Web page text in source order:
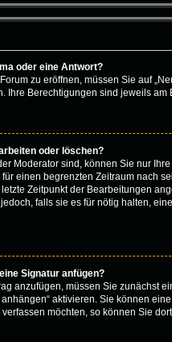
oder eine Antwort?
zu eröffnen, müssen Sie auf
Ihre Berechtigungen sind jeweils am
oder löschen?
Moderator sind, können Sie nur
einen begrenzten Zeitraum nach
Zeitpunkt der Bearbeitungen
falls sie es für nötig halten,
Signatur anfügen?
anzufügen, müssen Sie zunächst
aktivieren. Sie können
möchten, so können Sie